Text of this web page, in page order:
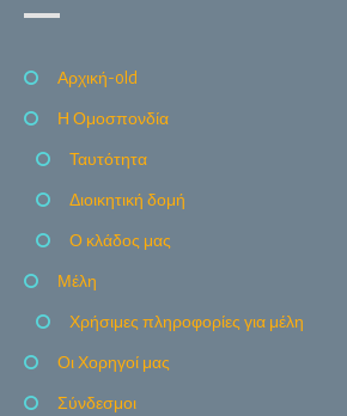
Αρχική-old
Η Ομοσπονδία
Ταυτότητα
Διοικητική δομή
Ο κλάδος μας
Μέλη
Χρήσιμες πληροφορίες για μέλη
Οι Χορηγοί μας
Σύνδεσμοι